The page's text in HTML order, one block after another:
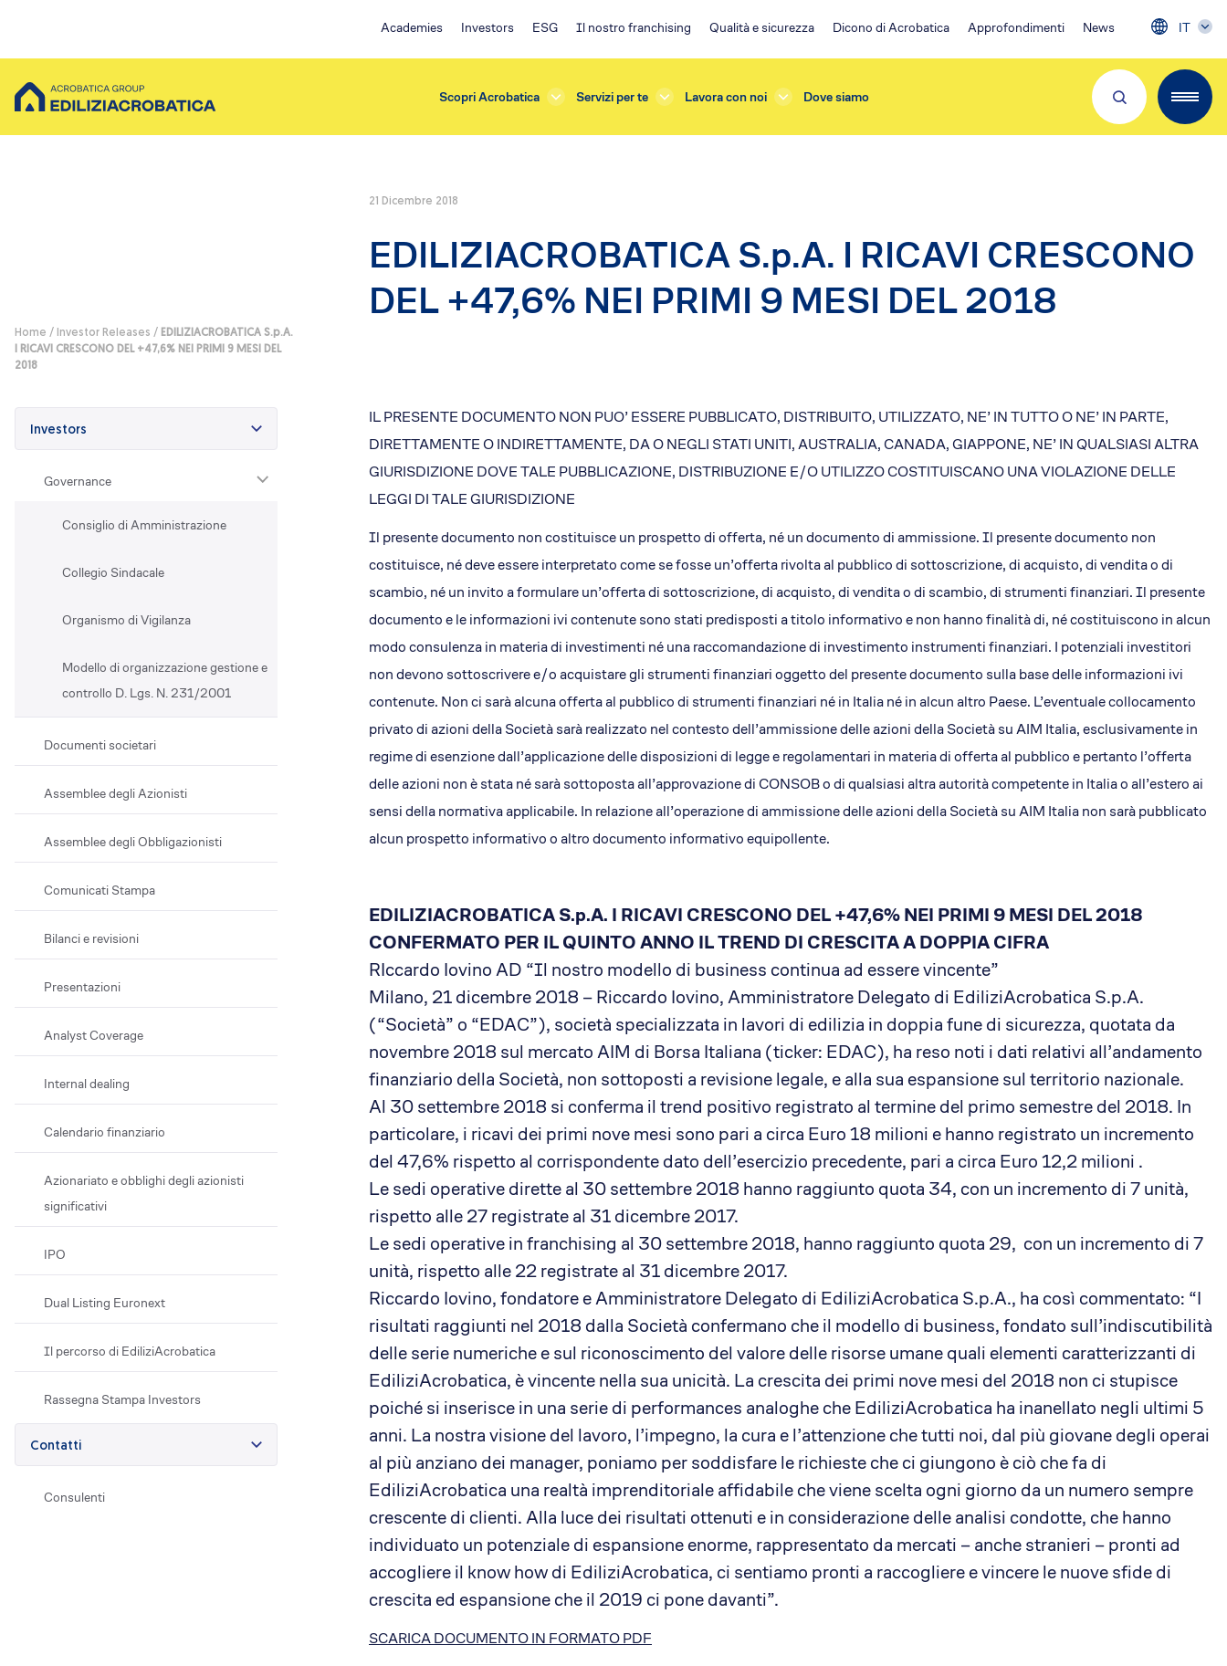
Academies Investors ESG Il nostro franchising Qualità e sicurezza Dicono di Acrobatica Approfondimenti News IT
Possibilità di finanziamento
Efficientamento energetico
Fotovoltaico
Restauri
Lavora con noi
Perchè EA
Ristrutturazioni e Manutenzioni
Installazione
Pulizia Esterna
ESG
Ambiente
Impegno sociale
Il concept
Le storie di successo
Il pacchetto Franchising di EA
Rassegna Stampa
Comunicati Stampa
Foto e Video
20121, Milano
P. IVA 01438360990
Capitale sociale: 803.250 €
Scopri Acrobatica Servizi per te Lavora con noi Dove siamo
Home / Investor Releases / EDILIZIACROBATICA S.p.A.
I RICAVI CRESCONO DEL +47,6% NEI PRIMI 9 MESI DEL
2018
21 Dicembre 2018
EDILIZIACROBATICA S.p.A. I RICAVI CRESCONO
DEL +47,6% NEI PRIMI 9 MESI DEL 2018
Investors
Governance
Consiglio di Amministrazione
Collegio Sindacale
Organismo di Vigilanza
Modello di organizzazione gestione e
controllo D. Lgs. N. 231/2001
Documenti societari
Assemblee degli Azionisti
Assemblee degli Obbligazionisti
Comunicati Stampa
Bilanci e revisioni
Presentazioni
Analyst Coverage
Internal dealing
Calendario finanziario
Azionariato e obblighi degli azionisti
significativi
IPO
Dual Listing Euronext
Il percorso di EdiliziAcrobatica
Rassegna Stampa Investors
Contatti
Consulenti
IL PRESENTE DOCUMENTO NON PUO’ ESSERE PUBBLICATO, DISTRIBUITO, UTILIZZATO, NE’ IN TUTTO O NE’ IN PARTE,
DIRETTAMENTE O INDIRETTAMENTE, DA O NEGLI STATI UNITI, AUSTRALIA, CANADA, GIAPPONE, NE’ IN QUALSIASI ALTRA
GIURISDIZIONE DOVE TALE PUBBLICAZIONE, DISTRIBUZIONE E/O UTILIZZO COSTITUISCANO UNA VIOLAZIONE DELLE
LEGGI DI TALE GIURISDIZIONE
Il presente documento non costituisce un prospetto di offerta, né un documento di ammissione. Il presente documento non
costituisce, né deve essere interpretato come se fosse un’offerta rivolta al pubblico di sottoscrizione, di acquisto, di vendita o di
scambio, né un invito a formulare un’offerta di sottoscrizione, di acquisto, di vendita o di scambio, di strumenti finanziari. Il presente
documento e le informazioni ivi contenute sono stati predisposti a titolo informativo e non hanno finalità di, né costituiscono in alcun
modo consulenza in materia di investimenti né una raccomandazione di investimento instrumenti finanziari. I potenziali investitori
non devono sottoscrivere e/o acquistare gli strumenti finanziari oggetto del presente documento sulla base delle informazioni ivi
contenute. Non ci sarà alcuna offerta al pubblico di strumenti finanziari né in Italia né in alcun altro Paese. L’eventuale collocamento
privato di azioni della Società sarà realizzato nel contesto dell’ammissione delle azioni della Società su AIM Italia, esclusivamente in
regime di esenzione dall’applicazione delle disposizioni di legge e regolamentari in materia di offerta al pubblico e pertanto l’offerta
delle azioni non è stata né sarà sottoposta all’approvazione di CONSOB o di qualsiasi altra autorità competente in Italia o all’estero ai
sensi della normativa applicabile. In relazione all’operazione di ammissione delle azioni della Società su AIM Italia non sarà pubblicato
alcun prospetto informativo o altro documento informativo equipollente.
EDILIZIACROBATICA S.p.A. I RICAVI CRESCONO DEL +47,6% NEI PRIMI 9 MESI DEL 2018
CONFERMATO PER IL QUINTO ANNO IL TREND DI CRESCITA A DOPPIA CIFRA
RIccardo Iovino AD “Il nostro modello di business continua ad essere vincente”
Milano, 21 dicembre 2018 – Riccardo Iovino, Amministratore Delegato di EdiliziAcrobatica S.p.A.
(“Società” o “EDAC”), società specializzata in lavori di edilizia in doppia fune di sicurezza, quotata da
novembre 2018 sul mercato AIM di Borsa Italiana (ticker: EDAC), ha reso noti i dati relativi all’andamento
finanziario della Società, non sottoposti a revisione legale, e alla sua espansione sul territorio nazionale.
Al 30 settembre 2018 si conferma il trend positivo registrato al termine del primo semestre del 2018. In
particolare, i ricavi dei primi nove mesi sono pari a circa Euro 18 milioni e hanno registrato un incremento
del 47,6% rispetto al corrispondente dato dell’esercizio precedente, pari a circa Euro 12,2 milioni .
Le sedi operative dirette al 30 settembre 2018 hanno raggiunto quota 34, con un incremento di 7 unità,
rispetto alle 27 registrate al 31 dicembre 2017.
Le sedi operative in franchising al 30 settembre 2018, hanno raggiunto quota 29, con un incremento di 7
unità, rispetto alle 22 registrate al 31 dicembre 2017.
Riccardo Iovino, fondatore e Amministratore Delegato di EdiliziAcrobatica S.p.A., ha così commentato: “I
risultati raggiunti nel 2018 dalla Società confermano che il modello di business, fondato sull’indiscutibilità
delle serie numeriche e sul riconoscimento del valore delle risorse umane quali elementi caratterizzanti di
EdiliziAcrobatica, è vincente nella sua unicità. La crescita dei primi nove mesi del 2018 non ci stupisce
poiché si inserisce in una serie di performances analoghe che EdiliziAcrobatica ha inanellato negli ultimi 5
anni. La nostra visione del lavoro, l’impegno, la cura e l’attenzione che tutti noi, dal più giovane degli operai
al più anziano dei manager, poniamo per soddisfare le richieste che ci giungono è ciò che fa di
EdiliziAcrobatica una realtà imprenditoriale affidabile che viene scelta ogni giorno da un numero sempre
crescente di clienti. Alla luce dei risultati ottenuti e in considerazione delle analisi condotte, che hanno
individuato un potenziale di espansione enorme, rappresentato da mercati – anche stranieri – pronti ad
accogliere il know how di EdiliziAcrobatica, ci sentiamo pronti a raccogliere e vincere le nuove sfide di
crescita ed espansione che il 2019 ci pone davanti”.
SCARICA DOCUMENTO IN FORMATO PDF